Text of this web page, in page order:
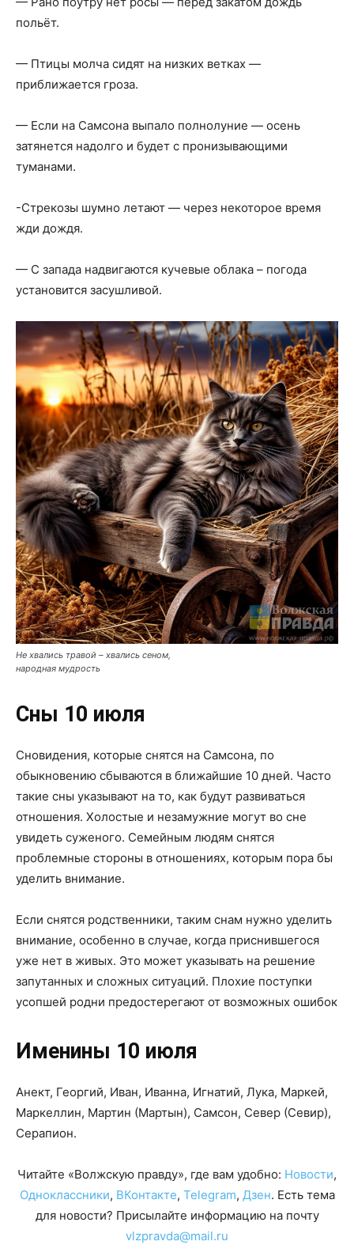
польёт.
— Птицы молча сидят на низких ветках —
приближается гроза.
— Если на Самсона выпало полнолуние — осень
затянется надолго и будет с пронизывающими
туманами.
-Стрекозы шумно летают — через некоторое время
жди дождя.
— С запада надвигаются кучевые облака – погода
установится засушливой.
Не хвались травой – хвались сеном,
народная мудрость
Сны 10 июля
Сновидения, которые снятся на Самсона, по
обыкновению сбываются в ближайшие 10 дней. Часто
такие сны указывают на то, как будут развиваться
отношения. Холостые и незамужние могут во сне
увидеть суженого. Семейным людям снятся
проблемные стороны в отношениях, которым пора бы
уделить внимание.
Если снятся родственники, таким снам нужно уделить
внимание, особенно в случае, когда приснившегося
уже нет в живых. Это может указывать на решение
запутанных и сложных ситуаций. Плохие поступки
усопшей родни предостерегают от возможных ошибок
Именины 10 июля
Анект, Георгий, Иван, Иванна, Игнатий, Лука, Маркей,
Маркеллин, Мартин (Мартын), Самсон, Север (Севир),
Серапион.
Читайте «Волжскую правду», где вам удобно: Новости,
Одноклассники, ВКонтакте, Telegram, Дзен. Есть тема
для новости? Присылайте информацию на почту
vlzpravda@mail.ru